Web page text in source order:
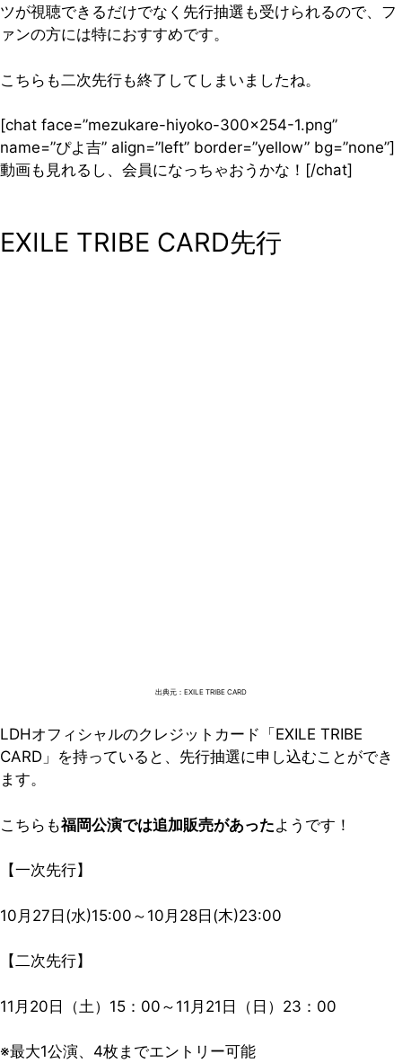
ツが視聴できるだけでなく先行抽選も受けられるので、フ
ァンの方には特におすすめです。
こちらも二次先行も終了してしまいましたね。
[chat face=”mezukare-hiyoko-300×254-1.png”
name=”ぴよ吉” align=”left” border=”yellow” bg=”none”]
動画も見れるし、会員になっちゃおうかな！[/chat]
EXILE TRIBE CARD先行
出典元：EXILE TRIBE CARD
LDHオフィシャルのクレジットカード「EXILE TRIBE
CARD」を持っていると、先行抽選に申し込むことができ
ます。
こちらも福岡公演では追加販売があったようです！
【一次先行】
10月27日(水)15:00～10月28日(木)23:00
【二次先行】
11月20日（土）15：00～11月21日（日）23：00
※最大1公演、4枚までエントリー可能